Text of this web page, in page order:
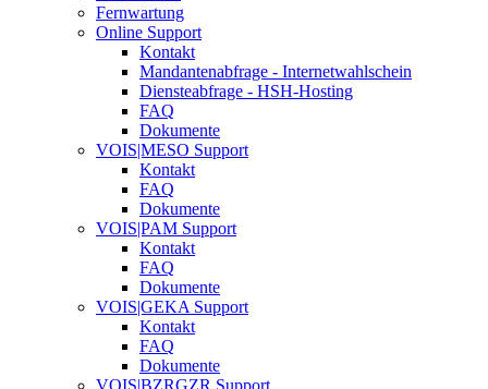
Fernwartung
Online Support
Kontakt
Mandantenabfrage - Internetwahlschein
Diensteabfrage - HSH-Hosting
FAQ
Dokumente
VOIS|MESO Support
Kontakt
FAQ
Dokumente
VOIS|PAM Support
Kontakt
FAQ
Dokumente
VOIS|GEKA Support
Kontakt
FAQ
Dokumente
VOIS|BZRGZR Support